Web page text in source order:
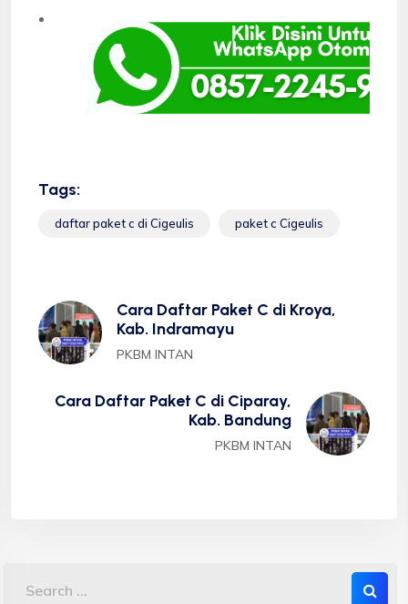
Tags:
daftar paket c di Cigeulis paket c Cigeulis
Cara Daftar Paket C di Kroya,
Kab. Indramayu
PKBM INTAN
Cara Daftar Paket C di Ciparay,
Kab. Bandung
PKBM INTAN